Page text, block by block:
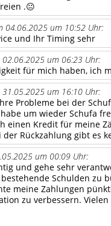
.😐
04.06.2025 um 10:52 Uhr:
und Ihr Timing sehr
02.06.2025 um 06:23 Uhr:
für mich haben, ich
31.05.2025 um 16:10 Uhr:
Probleme bei der
um wieder Schufa
einen Kredit für meine
Rückzahlung gibt es
um 00:09 Uhr:
und gehe sehr
Schulden zu
meine Zahlungen
zu verbessern.